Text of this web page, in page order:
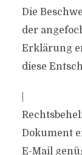
Die
der
Erklärung
diese
Dokument
E-Mail